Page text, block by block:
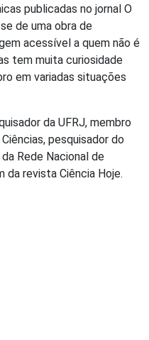
publicadas no jornal O
de uma obra de
acessível a quem não é
tem muita curiosidade
em variadas situações
da UFRJ, membro
pesquisador do
Rede Nacional de
da revista Ciência Hoje.